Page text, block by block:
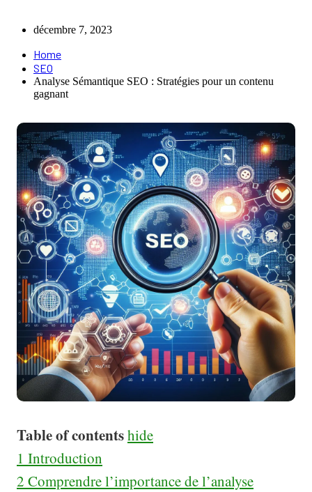
décembre 7, 2023
Home
SEO
Analyse Sémantique SEO : Stratégies pour un contenu
gagnant
Table of contentshide
1 Introduction
2 Comprendre l’importance de l’analyse